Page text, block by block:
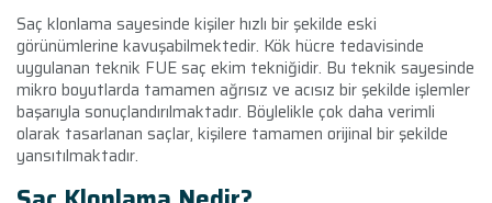
Saç klonlama sayesinde kişiler hızlı bir şekilde eski
görünümlerine kavuşabilmektedir. Kök hücre tedavisinde
uygulanan teknik FUE saç ekim tekniğidir. Bu teknik sayesinde
mikro boyutlarda tamamen ağrısız ve acısız bir şekilde işlemler
başarıyla sonuçlandırılmaktadır. Böylelikle çok daha verimli
olarak tasarlanan saçlar, kişilere tamamen orijinal bir şekilde
yansıtılmaktadır.